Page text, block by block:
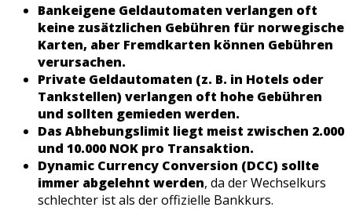
Bankeigene Geldautomaten verlangen oft
keine zusätzlichen Gebühren für norwegische
Karten, aber Fremdkarten können Gebühren
verursachen.
Private Geldautomaten (z. B. in Hotels oder
Tankstellen) verlangen oft hohe Gebühren
und sollten gemieden werden.
Das Abhebungslimit liegt meist zwischen 2.000
und 10.000 NOK pro Transaktion.
Dynamic Currency Conversion (DCC) sollte
immer abgelehnt werden, da der Wechselkurs
schlechter ist als der offizielle Bankkurs.